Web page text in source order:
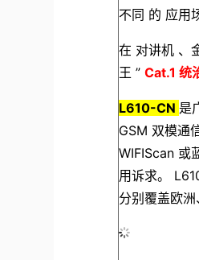
不同 的 应用
在 对讲机 、
王”Cat.1统
L610-CN 是
GSM 双模通
WIFIScan 或
用诉求。
分别覆盖欧洲